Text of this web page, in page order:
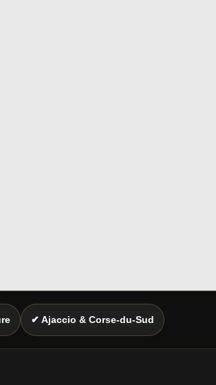
✔ Ajaccio & Corse-du-Sud